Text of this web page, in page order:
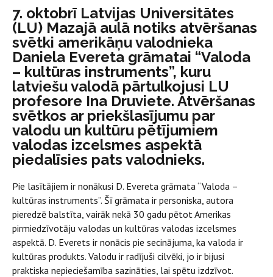
7. oktobrī Latvijas Universitātes
(LU) Mazajā aulā notiks atvēršanas
svētki amerikāņu valodnieka
Daniela Evereta grāmatai “Valoda
– kultūras instruments”, kuru
latviešu valodā pārtulkojusi LU
profesore Ina Druviete. Atvēršanas
svētkos ar priekšlasījumu par
valodu un kultūru pētījumiem
valodas izcelsmes aspektā
piedalīsies pats valodnieks.
Pie lasītājiem ir nonākusi D. Evereta grāmata “Valoda –
kultūras instruments”. Šī grāmata ir personiska, autora
pieredzē balstīta, vairāk nekā 30 gadu pētot Amerikas
pirmiedzīvotāju valodas un kultūras valodas izcelsmes
aspektā. D. Everets ir nonācis pie secinājuma, ka valoda ir
kultūras produkts. Valodu ir radījuši cilvēki, jo ir bijusi
praktiska nepieciešamība sazināties, lai spētu izdzīvot.